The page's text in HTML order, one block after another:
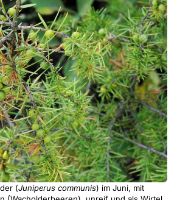
(Juniperus communis) im Juni, mit